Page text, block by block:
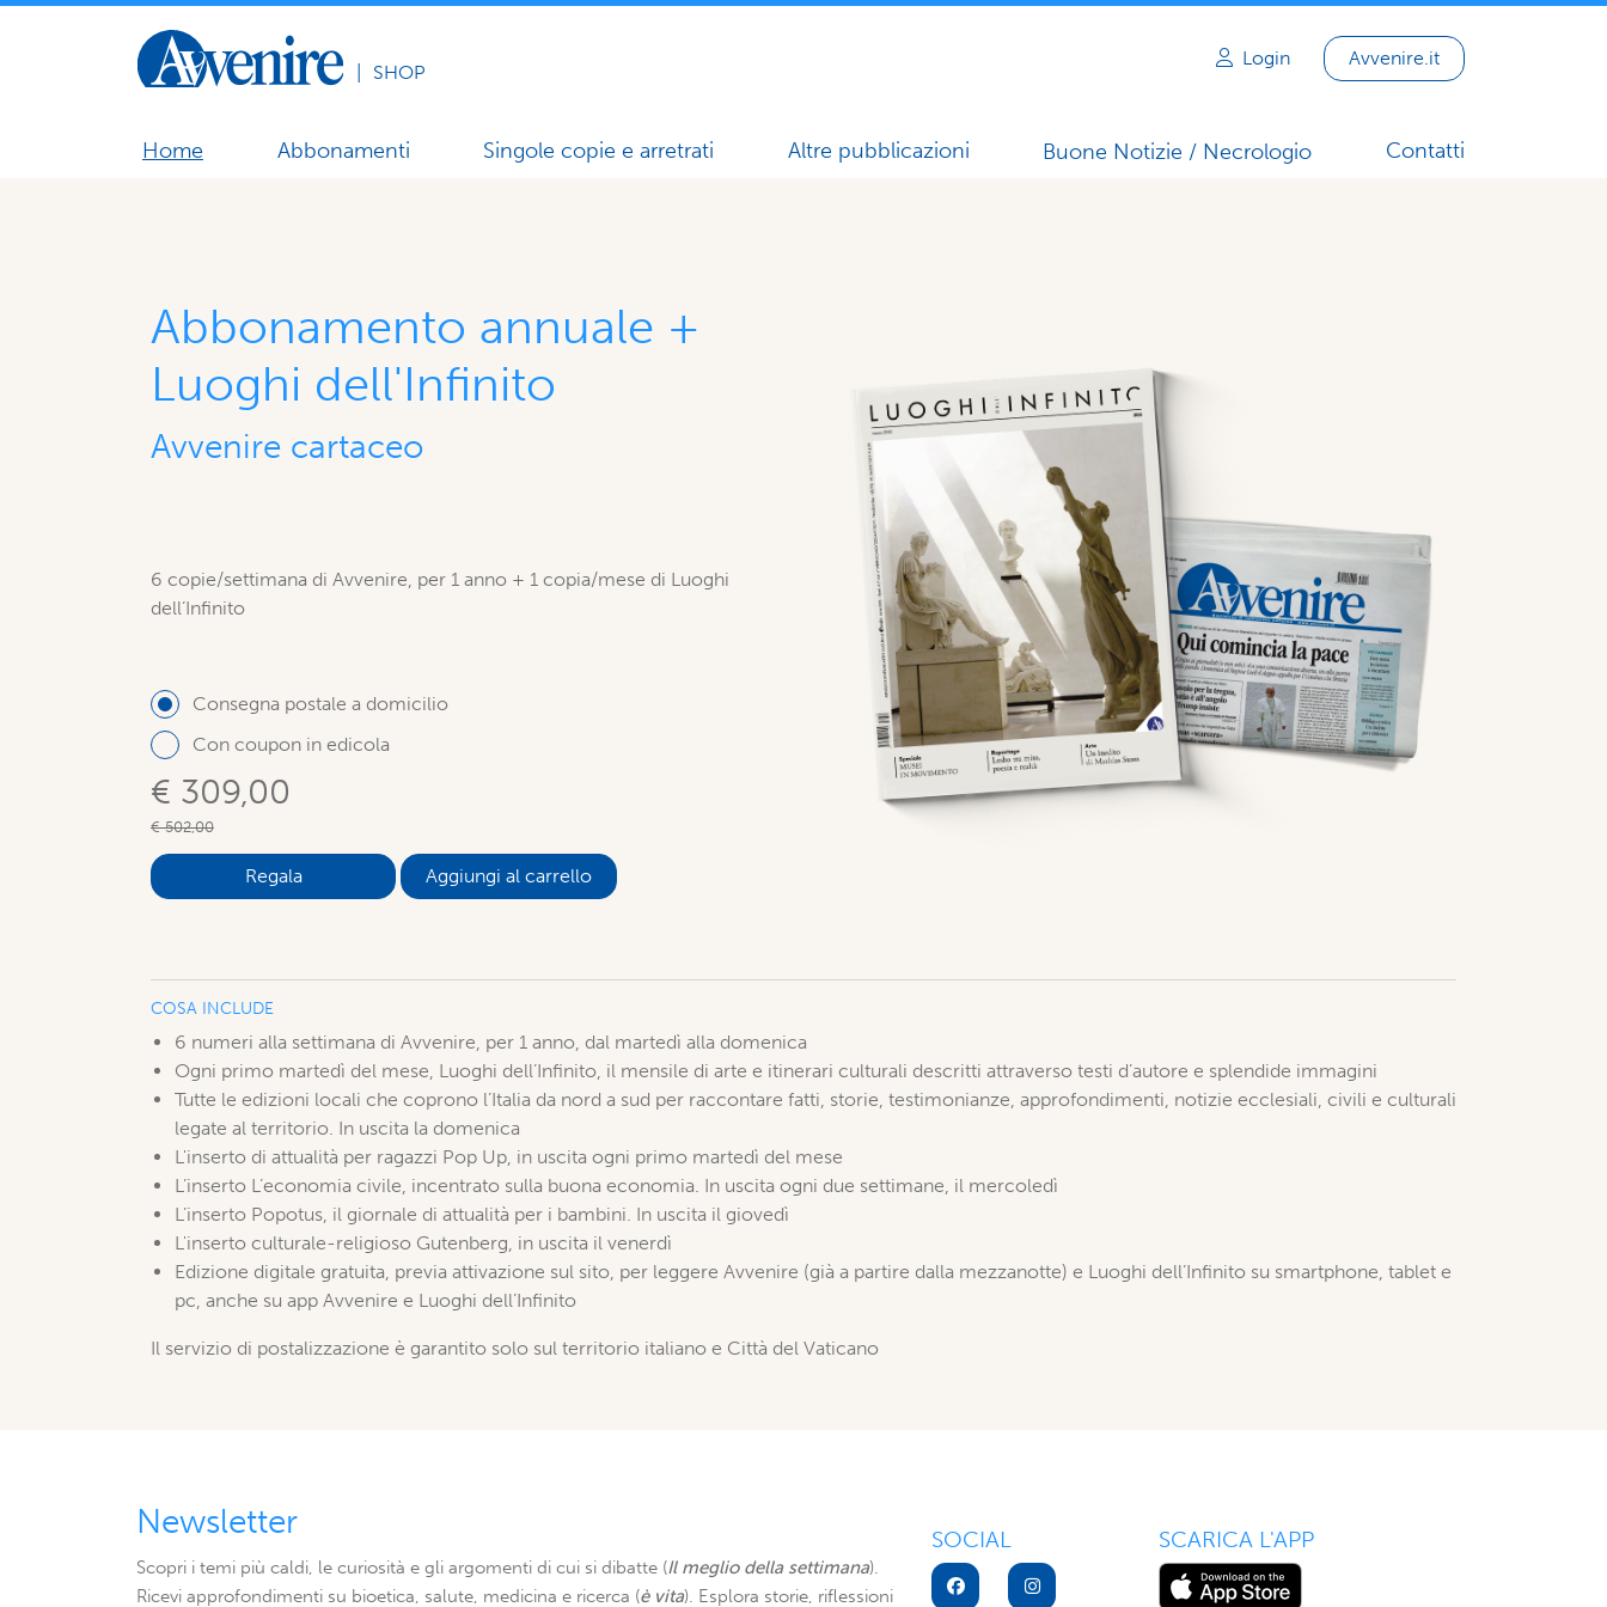
SHOP
Login Avvenire.it
Home Abbonamenti Singole copie e arretrati Altre pubblicazioni Buone Notizie / Necrologio Contatti
Abbonamento annuale +
Luoghi dell'Infinito
Avvenire cartaceo
6 copie/settimana di Avvenire, per 1 anno + 1 copia/mese di Luoghi
dell’Infinito
Consegna postale a domicilio
Con coupon in edicola
€ 309,00
€ 502,00
Aggiungi al carrello
COSA INCLUDE
6 numeri alla settimana di Avvenire, per 1 anno, dal martedì alla domenica
Ogni primo martedì del mese, Luoghi dell’Infinito, il mensile di arte e itinerari culturali descritti attraverso testi d’autore e splendide immagini
Tutte le edizioni locali che coprono l’Italia da nord a sud per raccontare fatti, storie, testimonianze, approfondimenti, notizie ecclesiali, civili e culturali
legate al territorio. In uscita la domenica
L'inserto di attualità per ragazzi Pop Up, in uscita ogni primo martedì del mese
L’inserto L’economia civile, incentrato sulla buona economia. In uscita ogni due settimane, il mercoledì
L’inserto Popotus, il giornale di attualità per i bambini. In uscita il giovedì
L'inserto culturale-religioso Gutenberg, in uscita il venerdì
Edizione digitale gratuita, previa attivazione sul sito, per leggere Avvenire (già a partire dalla mezzanotte) e Luoghi dell’Infinito su smartphone, tablet e
pc, anche su app Avvenire e Luoghi dell’Infinito
Il servizio di postalizzazione è garantito solo sul territorio italiano e Città del Vaticano
Newsletter
Scopri i temi più caldi, le curiosità e gli argomenti di cui si dibatte (Il meglio della settimana).
Ricevi approfondimenti su bioetica, salute, medicina e ricerca (è vita). Esplora storie, riflessioni
SOCIAL SCARICA L'APP